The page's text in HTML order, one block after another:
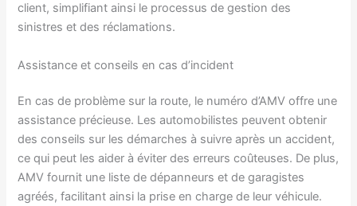
client, simplifiant ainsi le processus de gestion des
sinistres et des réclamations.
Assistance et conseils en cas d’incident
En cas de problème sur la route, le numéro d’AMV offre une
assistance précieuse. Les automobilistes peuvent obtenir
des conseils sur les démarches à suivre après un accident,
ce qui peut les aider à éviter des erreurs coûteuses. De plus,
AMV fournit une liste de dépanneurs et de garagistes
agréés, facilitant ainsi la prise en charge de leur véhicule.